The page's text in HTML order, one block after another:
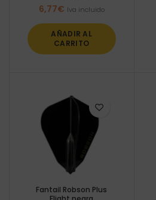
6,77€ Iva incluido
AÑADIR AL
CARRITO
Fantail Robson Plus